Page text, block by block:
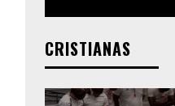
CRISTIANAS